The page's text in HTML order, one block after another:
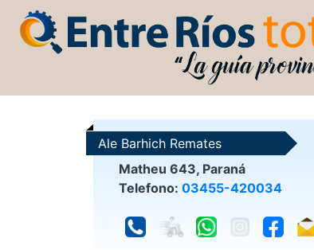
Ale Barhich Remates
Matheu 643, Paraná
Telefono: 03455-420034